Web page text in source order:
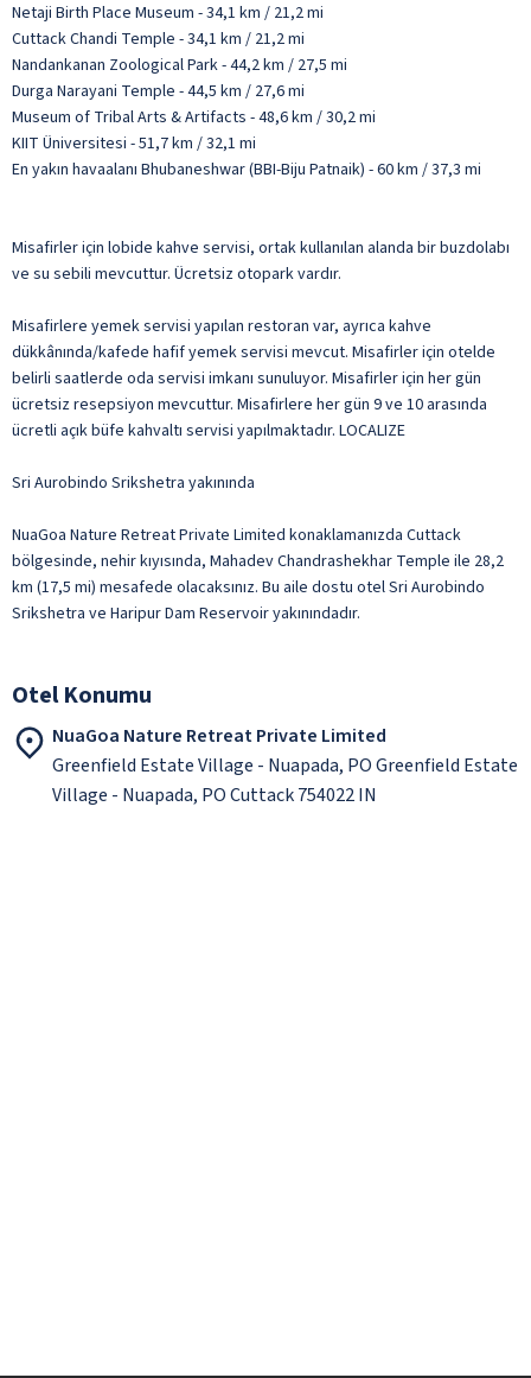
Netaji Birth Place Museum - 34,1 km / 21,2 mi
Cuttack Chandi Temple - 34,1 km / 21,2 mi
Nandankanan Zoological Park - 44,2 km / 27,5 mi
Durga Narayani Temple - 44,5 km / 27,6 mi
Museum of Tribal Arts & Artifacts - 48,6 km / 30,2 mi
KIIT Üniversitesi - 51,7 km / 32,1 mi
En yakın havaalanı Bhubaneshwar (BBI-Biju Patnaik) - 60 km / 37,3 mi
Misafirler için lobide kahve servisi, ortak kullanılan alanda bir buzdolabı
ve su sebili mevcuttur. Ücretsiz otopark vardır.
Misafirlere yemek servisi yapılan restoran var, ayrıca kahve
dükkânında/kafede hafif yemek servisi mevcut. Misafirler için otelde
belirli saatlerde oda servisi imkanı sunuluyor. Misafirler için her gün
ücretsiz resepsiyon mevcuttur. Misafirlere her gün 9 ve 10 arasında
ücretli açık büfe kahvaltı servisi yapılmaktadır. LOCALIZE
Sri Aurobindo Srikshetra yakınında
NuaGoa Nature Retreat Private Limited konaklamanızda Cuttack
bölgesinde, nehir kıyısında, Mahadev Chandrashekhar Temple ile 28,2
km (17,5 mi) mesafede olacaksınız. Bu aile dostu otel Sri Aurobindo
Srikshetra ve Haripur Dam Reservoir yakınındadır.
Otel Konumu
NuaGoa Nature Retreat Private Limited
Greenfield Estate Village - Nuapada, PO Greenfield Estate
Village - Nuapada, PO Cuttack 754022 IN